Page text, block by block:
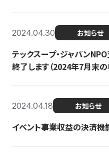
2024.04.30 お知らせ
テックスープ・ジャパン
終了します（2024年7月末の
2024.04.18 お知らせ
イベント事業収益の決済機